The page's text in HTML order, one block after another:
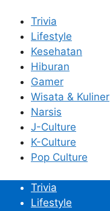
Trivia
Lifestyle
Kesehatan
Hiburan
Gamer
Wisata & Kuliner
Narsis
J-Culture
K-Culture
Pop Culture
Trivia
Lifestyle